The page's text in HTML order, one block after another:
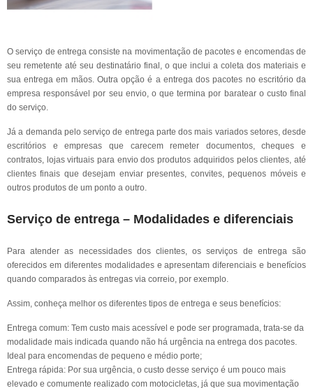
O serviço de entrega consiste na movimentação de pacotes e encomendas de
seu remetente até seu destinatário final, o que inclui a coleta dos materiais e
sua entrega em mãos. Outra opção é a entrega dos pacotes no escritório da
empresa responsável por seu envio, o que termina por baratear o custo final
do serviço.
Já a demanda pelo serviço de entrega parte dos mais variados setores, desde
escritórios e empresas que carecem remeter documentos, cheques e
contratos, lojas virtuais para envio dos produtos adquiridos pelos clientes, até
clientes finais que desejam enviar presentes, convites, pequenos móveis e
outros produtos de um ponto a outro.
Serviço de entrega – Modalidades e diferenciais
Para atender as necessidades dos clientes, os serviços de entrega são
oferecidos em diferentes modalidades e apresentam diferenciais e benefícios
quando comparados às entregas via correio, por exemplo.
Assim, conheça melhor os diferentes tipos de entrega e seus benefícios:
Entrega comum: Tem custo mais acessível e pode ser programada, trata-se da
modalidade mais indicada quando não há urgência na entrega dos pacotes.
Ideal para encomendas de pequeno e médio porte;
Entrega rápida: Por sua urgência, o custo desse serviço é um pouco mais
elevado e comumente realizado com motocicletas, já que sua movimentação